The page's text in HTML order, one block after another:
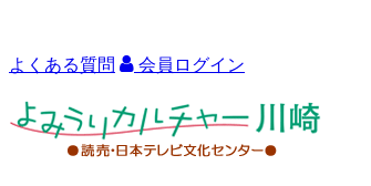
よくある質問 会員ログイン